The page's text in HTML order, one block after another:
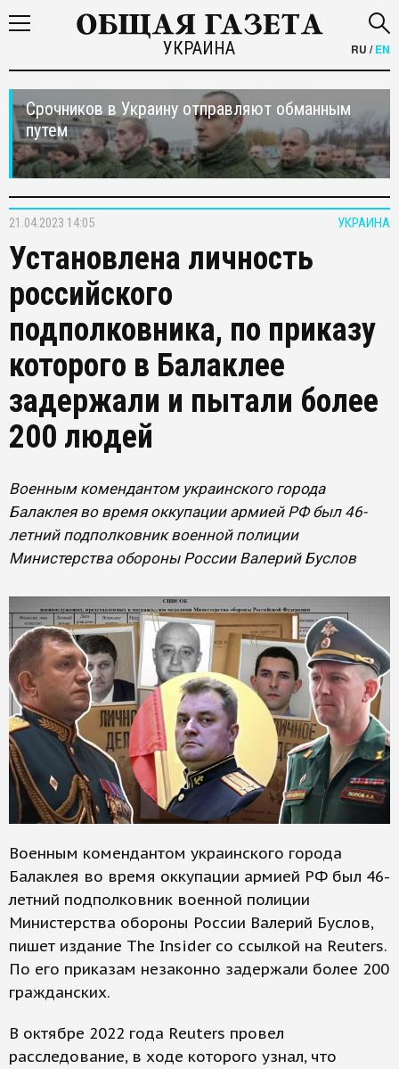
УКРАИНА RU /EN
Срочников в Украину отправляют обманным
путем
УКРАИНА
21.04.2023 14:05
Установлена личность
российского
подполковника, по приказу
которого в Балаклее
задержали и пытали более
200 людей
Военным комендантом украинского города
Балаклея во время оккупации армией РФ был 46-
летний подполковник военной полиции
Министерства обороны России Валерий Буслов
Военным комендантом украинского города
Балаклея во время оккупации армией РФ был 46-
летний подполковник военной полиции
Министерства обороны России Валерий Буслов,
пишет издание The Insider со ссылкой на Reuters.
По его приказам незаконно задержали более 200
гражданских.
В октябре 2022 года Reuters провел
расследование, в ходе которого узнал, что